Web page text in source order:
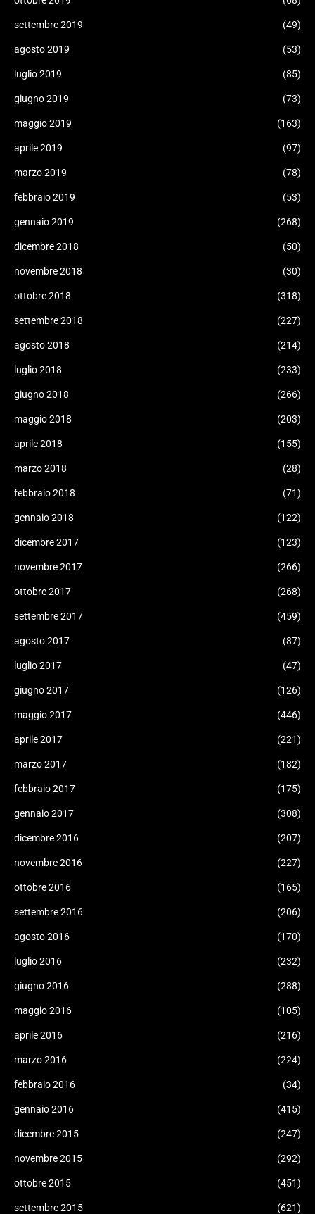
settembre 2019 (49)
agosto 2019 (53)
luglio 2019 (85)
giugno 2019 (73)
maggio 2019 (163)
aprile 2019 (97)
marzo 2019 (78)
febbraio 2019 (53)
gennaio 2019 (268)
dicembre 2018 (50)
novembre 2018 (30)
ottobre 2018 (318)
settembre 2018 (227)
agosto 2018 (214)
luglio 2018 (233)
giugno 2018 (266)
maggio 2018 (203)
aprile 2018 (155)
marzo 2018 (28)
febbraio 2018 (71)
gennaio 2018 (122)
dicembre 2017 (123)
novembre 2017 (266)
ottobre 2017 (268)
settembre 2017 (459)
agosto 2017 (87)
luglio 2017 (47)
giugno 2017 (126)
maggio 2017 (446)
aprile 2017 (221)
marzo 2017 (182)
febbraio 2017 (175)
gennaio 2017 (308)
dicembre 2016 (207)
novembre 2016 (227)
ottobre 2016 (165)
settembre 2016 (206)
agosto 2016 (170)
luglio 2016 (232)
giugno 2016 (288)
maggio 2016 (105)
aprile 2016 (216)
marzo 2016 (224)
febbraio 2016 (34)
gennaio 2016 (415)
dicembre 2015 (247)
novembre 2015 (292)
ottobre 2015 (451)
settembre 2015 (621)